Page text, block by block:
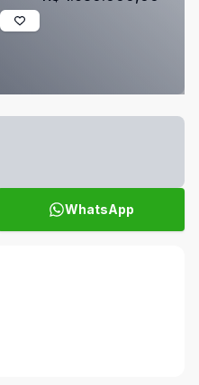
WhatsApp